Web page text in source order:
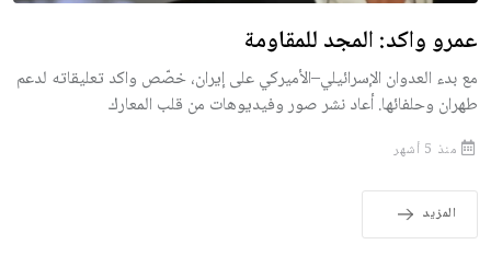
عمرو واكد: المجد للمقاومة
مع بدء العدوان الإسرائيلي–الأميركي على إيران، خصّص واكد تعليقاته لدعم
طهران وحلفائها. أعاد نشر صور وفيديوهات من قلب المعارك
منذ 5 أشهر
المزيد